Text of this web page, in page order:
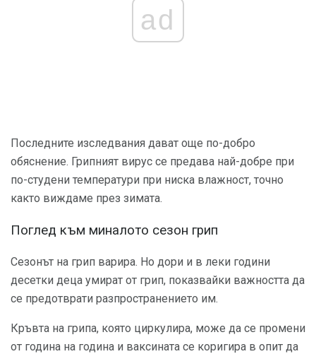
ad
Последните изследвания дават още по-добро
обяснение. Грипният вирус се предава най-добре при
по-студени температури при ниска влажност, точно
както виждаме през зимата.
Поглед към миналото сезон грип
Сезонът на грип варира. Но дори и в леки години
десетки деца умират от грип, показвайки важността да
се предотврати разпространението им.
Кръвта на грипа, която циркулира, може да се промени
от година на година и ваксината се коригира в опит да